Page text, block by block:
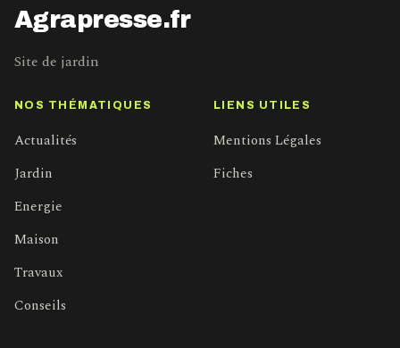
Agrapresse.fr
Site de jardin
NOS THÉMATIQUES
Actualités
Jardin
Energie
Maison
Travaux
Conseils
LIENS UTILES
Mentions Légales
Fiches